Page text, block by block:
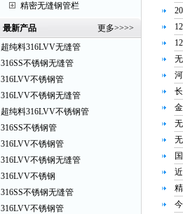
精密无缝钢管栏
最新产品 更多>>>>
超纯料316LVV无缝管
316SS不锈钢无缝管
316LVV不锈钢管
316LVV不锈钢无缝管
超纯料316LVV不锈钢管
316SS不锈钢管
316LVV不锈钢管
316LVV不锈钢无缝管
316LVV不锈钢
316SS不锈钢无缝管
316LVV不锈钢管